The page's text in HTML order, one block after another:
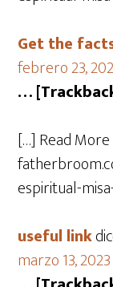
Get the
febrero 23,
…
[…] Read
espiritual-
useful link
marzo 13,